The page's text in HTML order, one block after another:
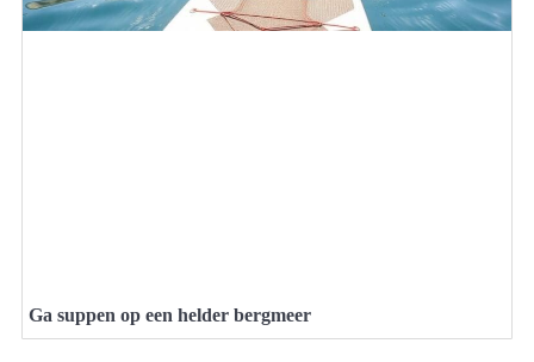
Ga suppen op een helder bergmeer